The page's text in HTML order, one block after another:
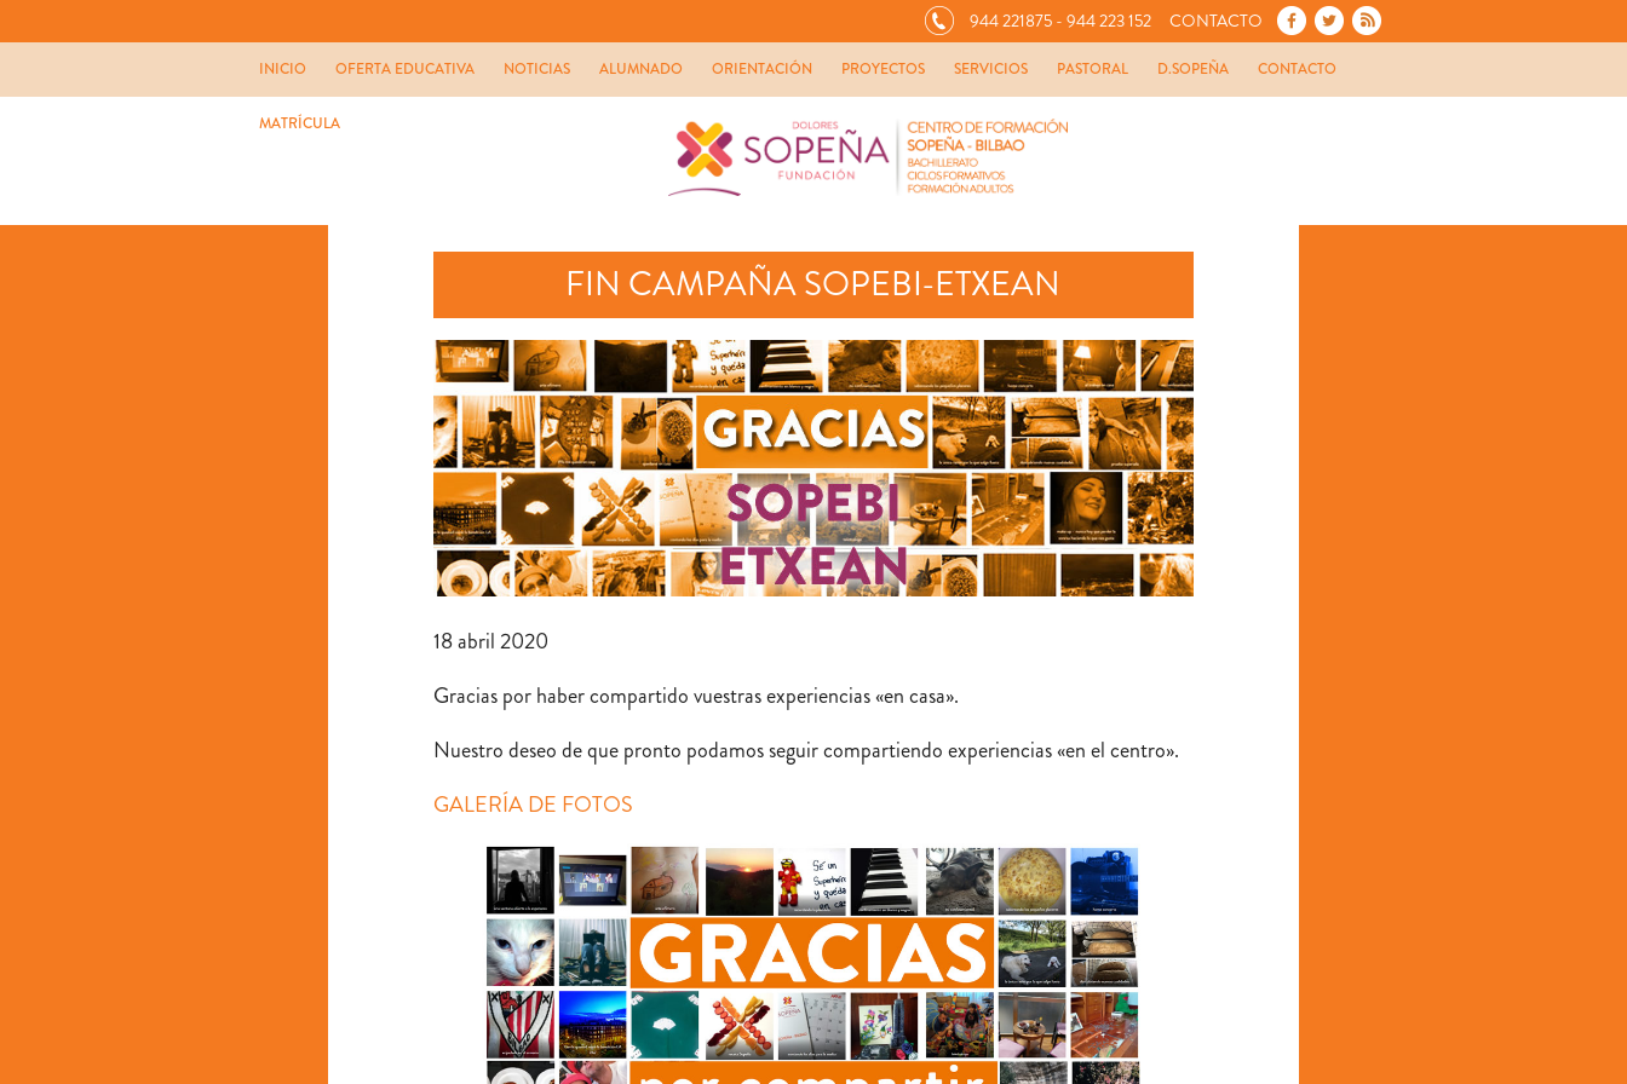
944 221875 - 944 223 152 CONTACTO
INICIO OFERTA EDUCATIVA NOTICIAS ALUMNADO ORIENTACIÓN PROYECTOS SERVICIOS PASTORAL D.SOPEÑA CONTACTO
MATRÍCULA
FIN CAMPAÑA SOPEBI-ETXEAN
18 abril 2020
Gracias por haber compartido vuestras experiencias «en casa».
Nuestro deseo de que pronto podamos seguir compartiendo experiencias «en el centro».
GALERÍA DE FOTOS